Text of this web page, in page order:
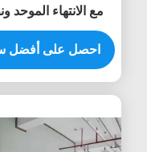
مع الانتهاء الموحد
التحكم التلقائي
للأثاث المعدني
احصل على أفضل